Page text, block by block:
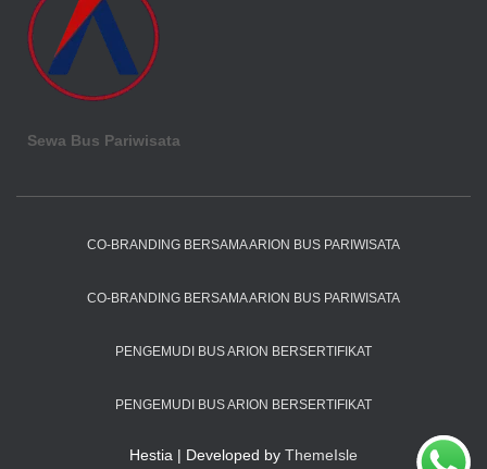
Sewa Bus Pariwisata
CO-BRANDING BERSAMA ARION BUS PARIWISATA
CO-BRANDING BERSAMA ARION BUS PARIWISATA
PENGEMUDI BUS ARION BERSERTIFIKAT
PENGEMUDI BUS ARION BERSERTIFIKAT
Hestia | Developed by ThemeIsle